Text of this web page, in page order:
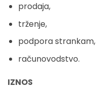
prodaja,
trženje,
podpora strankam,
računovodstvo.
IZNOS